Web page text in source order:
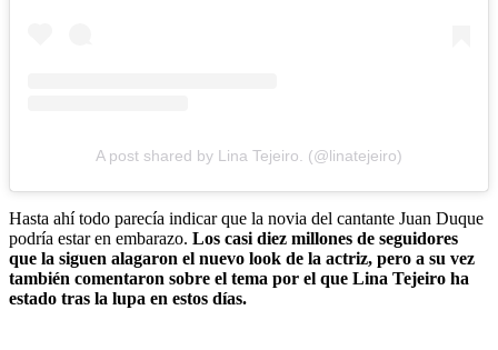
A post shared by Lina Tejeiro. (@linatejeiro)
Hasta ahí todo parecía indicar que la novia del cantante Juan Duque
podría estar en embarazo. Los casi diez millones de seguidores
que la siguen alagaron el nuevo look de la actriz, pero a su vez
también comentaron sobre el tema por el que Lina Tejeiro ha
estado tras la lupa en estos días.